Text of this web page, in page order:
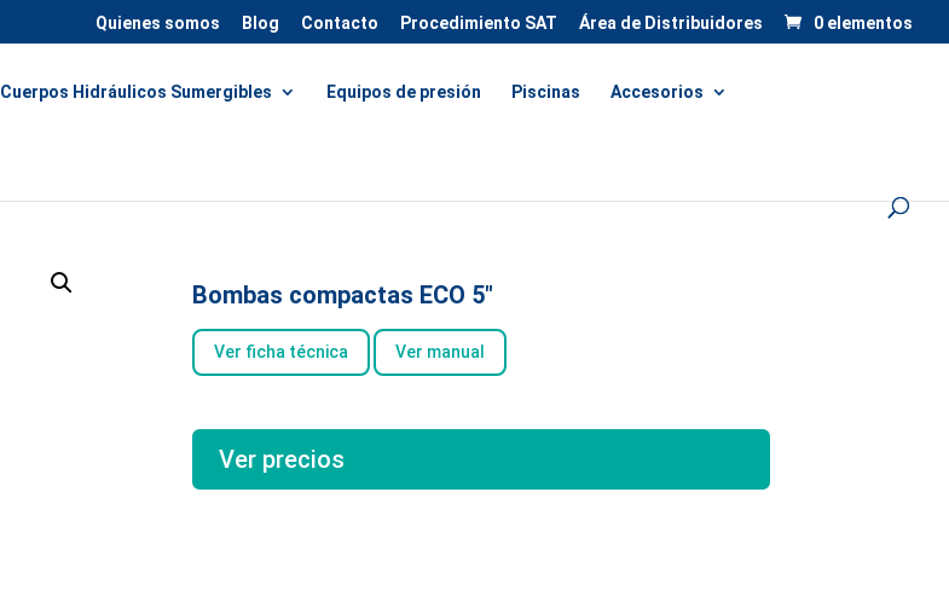
Quienes somos Blog Contacto Procedimiento SAT Área de Distribuidores 0 elementos
Cuerpos Hidráulicos Sumergibles Equipos de presión Piscinas Accesorios
Bombas compactas ECO 5″
Ver ficha técnica Ver manual
Ver precios